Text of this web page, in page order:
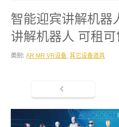
智能迎宾讲解机器
讲解机器人 可租可
类别: AR MR VR设备 ,其它设备道具